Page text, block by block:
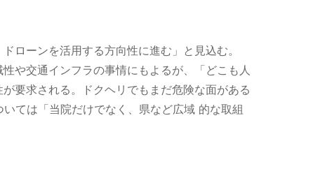
ローンを活用する方向性に進む」と見込む。
や交通インフラの事情にもよるが、「どこも人
要求される。ドクヘリでもまだ危険な面がある
ては「当院だけでなく、県など広域 的な取組